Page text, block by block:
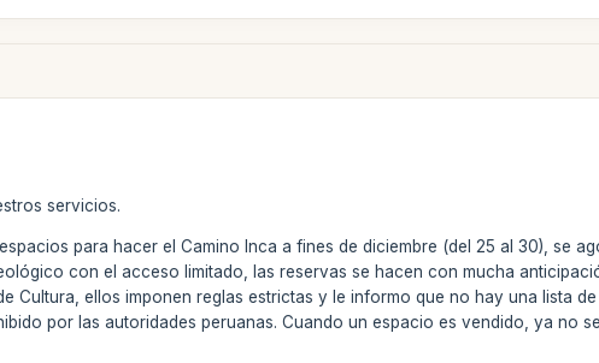
servicios.
para hacer el Camino Inca a fines de diciembre (del 25 al 30), se
con el acceso limitado, las reservas se hacen con mucha
Cultura, ellos imponen reglas estrictas y le informo que no hay una lista
por las autoridades peruanas. Cuando un espacio es vendido, ya no